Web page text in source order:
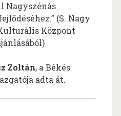
Nagyszénás
(S. Nagy
Központ
Zoltán, a Békés
adta át.